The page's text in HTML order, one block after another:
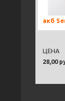
акб
28,00
ЦЕНА